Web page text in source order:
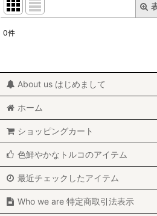
並び順:
0件
About us はじめまして
ホーム
ショッピングカート
色鮮やかなトルコのアイテム
最近チェックしたアイテム
Who we are 特定商取引法表示